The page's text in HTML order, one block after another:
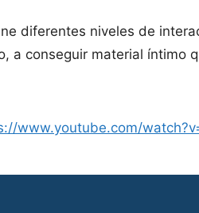
diferentes niveles de
a conseguir material íntimo
www.youtube.com/